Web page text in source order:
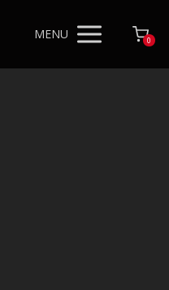
MENU 0